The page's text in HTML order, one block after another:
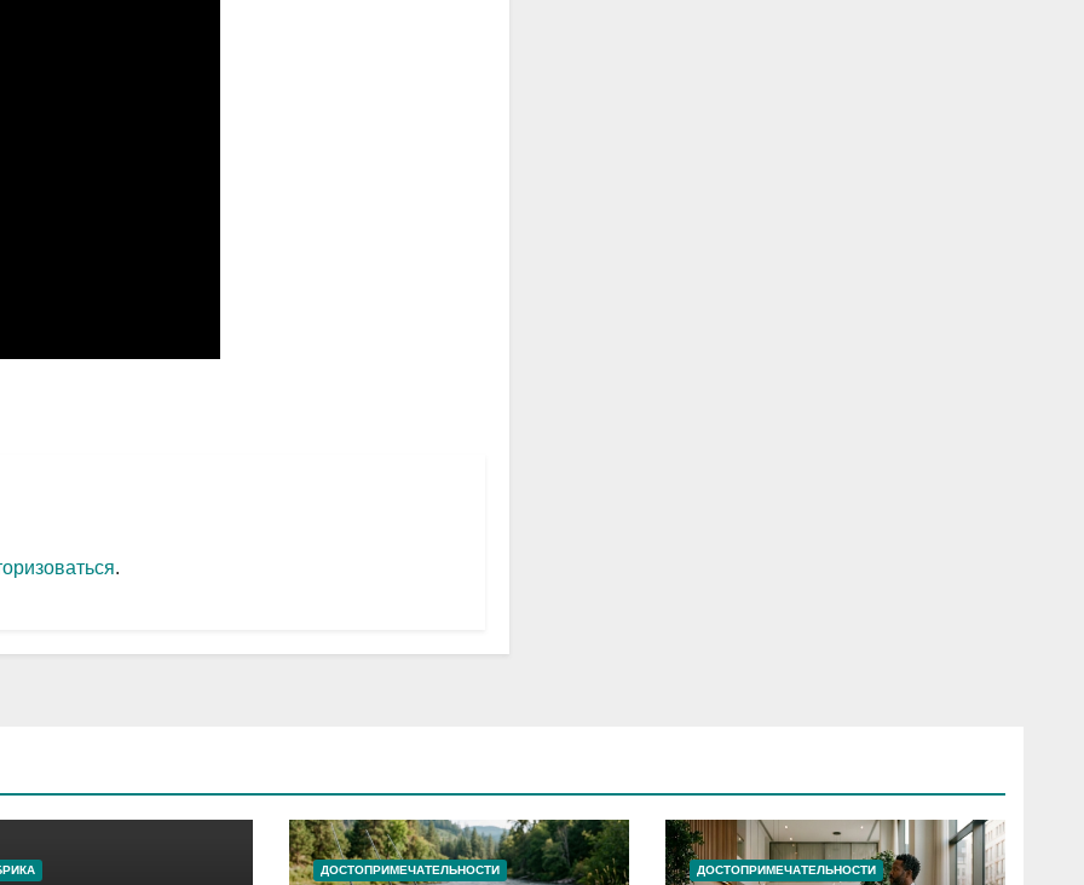
.
ДОСТОПРИМЕЧАТЕЛЬНОСТИ ДОСТОПРИМЕЧАТЕЛЬНОСТИ